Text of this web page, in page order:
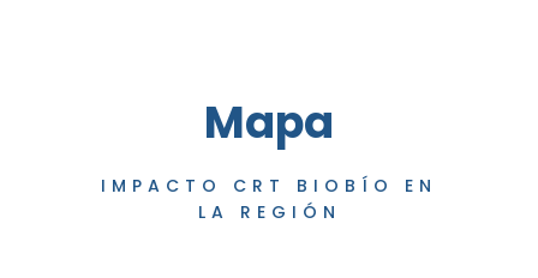
Mapa
IMPACTO CRT BIOBÍO EN
LA REGIÓN